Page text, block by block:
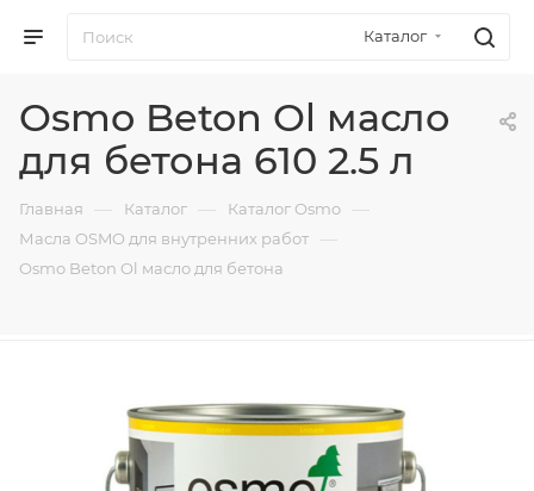
Каталог
Osmo Beton Ol масло
для бетона 610 2.5 л
Главная — Каталог — Каталог Osmo —
Масла OSMO для внутренних работ —
Osmo Beton Ol масло для бетона